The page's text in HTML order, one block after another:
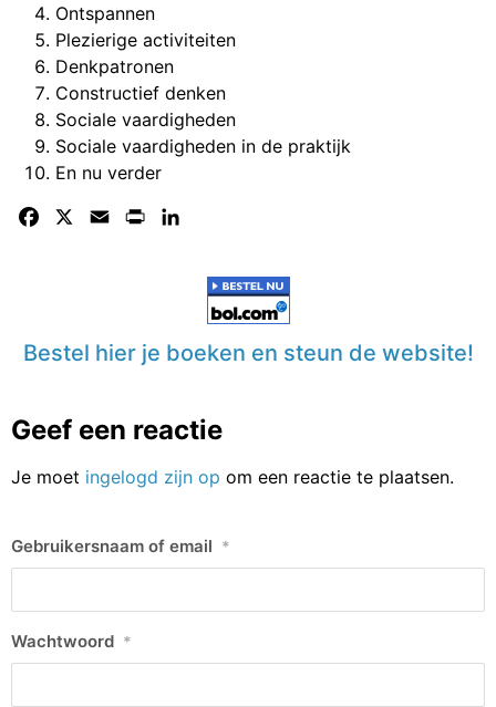
Ontspannen
Plezierige activiteiten
Denkpatronen
Constructief denken
Sociale vaardigheden
Sociale vaardigheden in de praktijk
En nu verder
Facebook Email Print
Bestel hier je boeken en steun de website!
Geef een reactie
Je moet ingelogd zijn op om een reactie te plaatsen.
Gebruikersnaam of email *
Wachtwoord *